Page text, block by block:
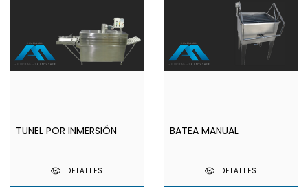
TUNEL POR INMERSIÓN
DETALLES
BATEA MANUAL
DETALLES